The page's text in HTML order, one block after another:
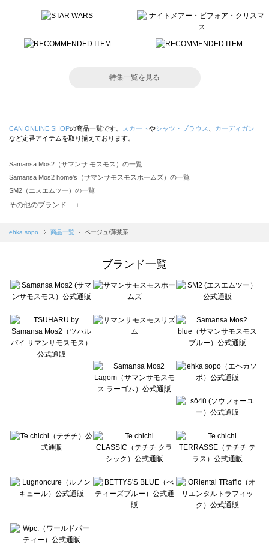
特集一覧を見る
CAN ONLINE SHOPの商品一覧です。 スカート やシャツ・ブラウス
カーディガン
など定番アイテムを取り揃えております。
Samansa Mos2（サマンサ モスモス）の一覧
Samansa Mos2 home's（サマンサモスモスホームズ）の一覧
SM2（エスエムツー）の一覧
TSUHARU by Samansa Mos2（ツハルバイサマンサモスモス）の一覧
Samansa Mos2 blue（サマンサモスモス ブルー）の一覧
Te chichi（テチチ）の一覧
Te chichi CLASSIC（テチチ クラシック）の一覧
Lugnoncure（ルノンキュール）の一覧
BETTY'S BLUE（べティーズブルー）の一覧
Wpc.（ワールドパーティー）の一覧
その他のブランド ＋
ehka sopo 商品一覧 ベージュ/薄茶系
ブランド一覧